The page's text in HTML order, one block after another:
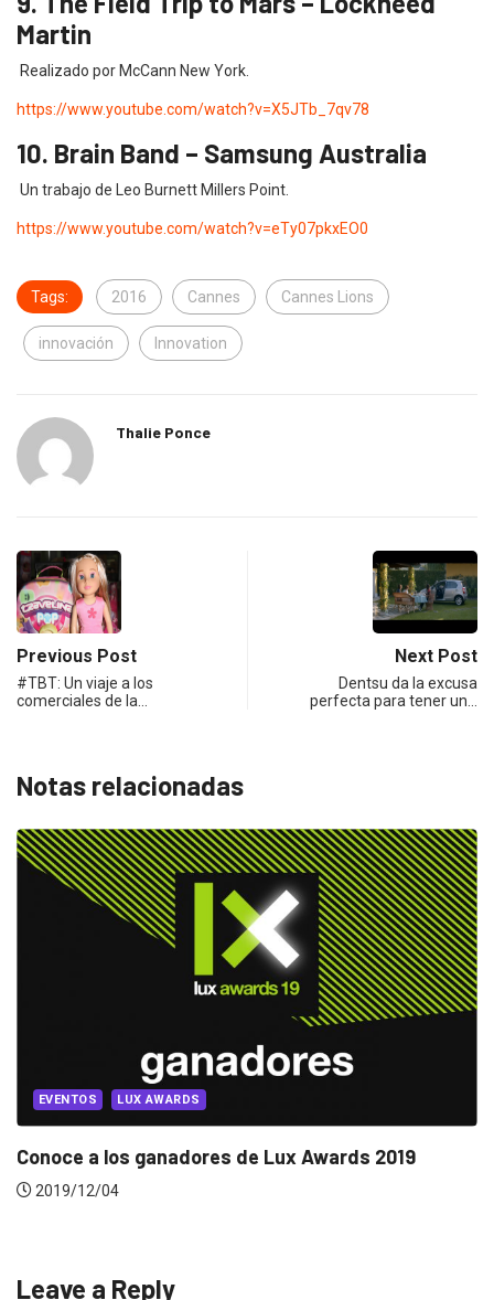
Martin
Realizado por McCann New York.
https://www.youtube.com/watch?v=X5JTb_7qv78
10. Brain Band – Samsung Australia
Un trabajo de Leo Burnett Millers Point.
https://www.youtube.com/watch?v=eTy07pkxEO0
Tags: 2016 Cannes Cannes Lions
innovación Innovation
Thalie Ponce
Previous Post
#TBT: Un viaje a los
comerciales de la…
Next Post
Dentsu da la excusa
perfecta para tener un…
Notas relacionadas
INNOVACIÓN
IKEA fabrica drones acuáticos para limpiar
2019/02/20
Leave a Reply